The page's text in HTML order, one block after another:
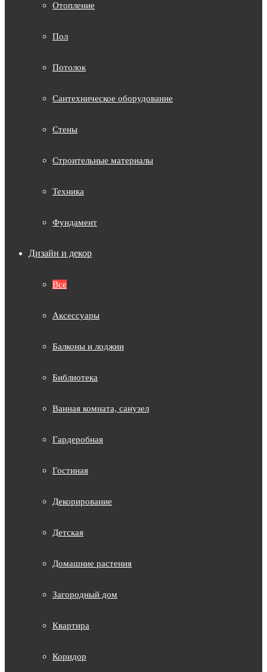
Отопление
Пол
Потолок
Сантехническое оборудование
Стены
Строительные материалы
Техника
Фундамент
Дизайн и декор
Все
Аксессуары
Балконы и лоджии
Библиотека
Ванная комната, санузел
Гардеробная
Гостиная
Декорирование
Детская
Домашние растения
Загородный дом
Квартира
Коридор